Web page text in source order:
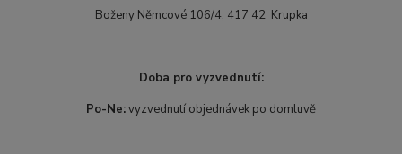
Boženy Němcové 106/4, 417 42 Krupka
Doba pro vyzvednutí:
Po-Ne:vyzvednutí objednávek po domluvě